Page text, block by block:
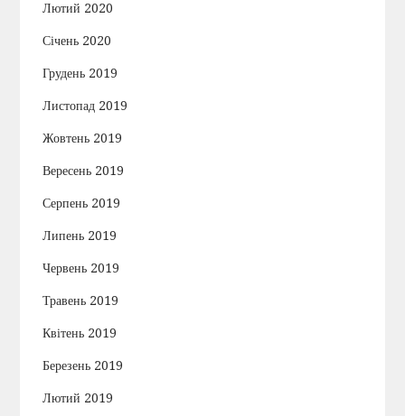
Лютий 2020
Січень 2020
Грудень 2019
Листопад 2019
Жовтень 2019
Вересень 2019
Серпень 2019
Липень 2019
Червень 2019
Травень 2019
Квітень 2019
Березень 2019
Лютий 2019